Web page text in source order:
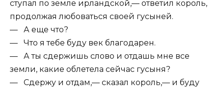
ступал по земле ирландской,— ответил король,
продолжая любоваться своей гусыней.
— А еще что?
— Что я тебе буду век благодарен.
— А ты сдержишь слово и отдашь мне все
земли, какие облетела сейчас гусыня?
— Сдержу и отдам,— сказал король,— и буду